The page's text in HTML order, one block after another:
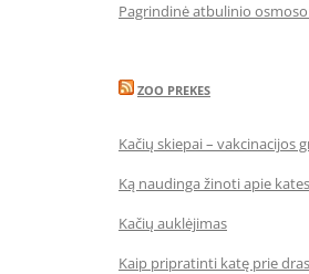
Pagrindinė atbulinio
ZOO PREKES
Kačių skiepai – vakcinacijos
Ką naudinga žinoti apie kates
Kačių auklėjimas
Kaip pripratinti katę prie